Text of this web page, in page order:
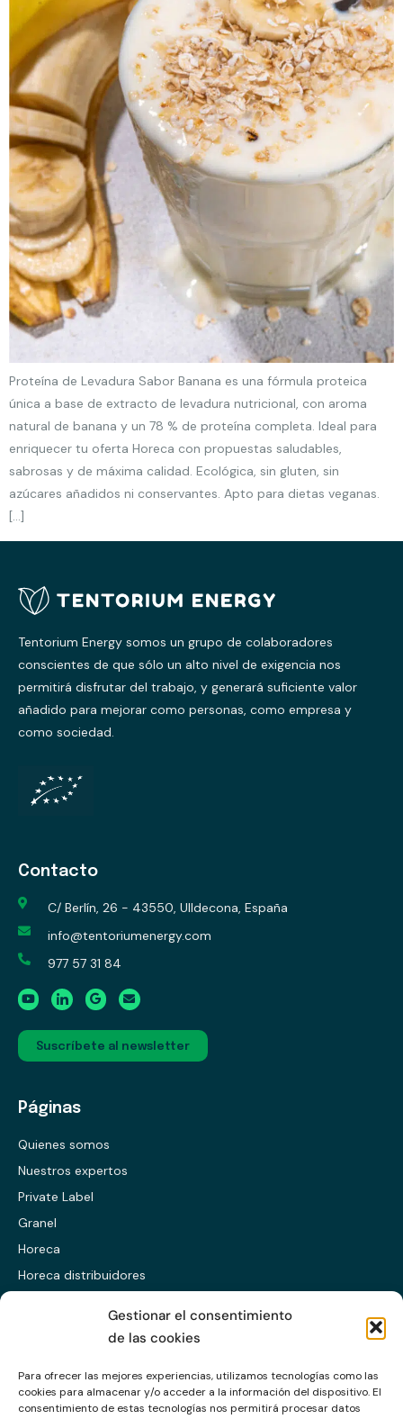
Gestionar el consentimiento
de las cookies
Para ofrecer las mejores experiencias, utilizamos tecnologías como las
cookies para almacenar y/o acceder a la información del dispositivo. El
consentimiento de estas tecnologías nos permitirá procesar datos
Proteína de Levadura Sabor Banana es una fórmula proteica
única a base de extracto de levadura nutricional, con aroma
natural de banana y un 78 % de proteína completa. Ideal para
enriquecer tu oferta Horeca con propuestas saludables,
sabrosas y de máxima calidad. Ecológica, sin gluten, sin
azúcares añadidos ni conservantes. Apto para dietas veganas.
[…]
Tentorium Energy somos un grupo de colaboradores
conscientes de que sólo un alto nivel de exigencia nos
permitirá disfrutar del trabajo, y generará suficiente valor
añadido para mejorar como personas, como empresa y
como sociedad.
Contacto
C/ Berlín, 26 - 43550, Ulldecona, España
info@tentoriumenergy.com
977 57 31 84
Suscríbete al newsletter
Páginas
Quienes somos
Nuestros expertos
Private Label
Granel
Horeca
Horeca distribuidores
Enlaces